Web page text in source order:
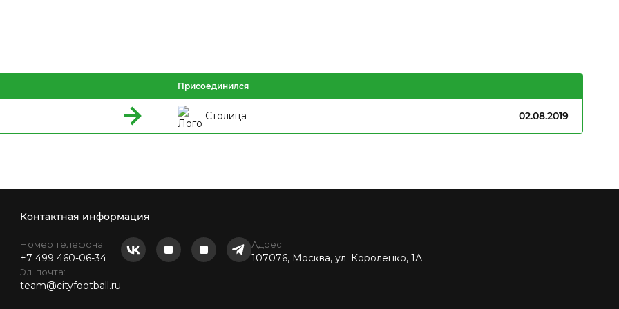
Присоединился
Столица 02.08.2019
Контактная информация
Номер телефона:
+7 499 460-06-34
Эл. почта:
team@cityfootball.ru
Адрес:
107076, Москва, ул. Короленко, 1А